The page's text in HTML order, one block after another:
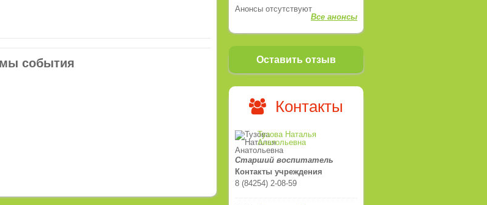
события
Анонсы отсутствуют
Все анонсы
Оставить отзыв
Контакты
Тузова Наталья
Анатольевна
Старший воспитатель
Контакты учреждения
8 (84254) 2-08-59